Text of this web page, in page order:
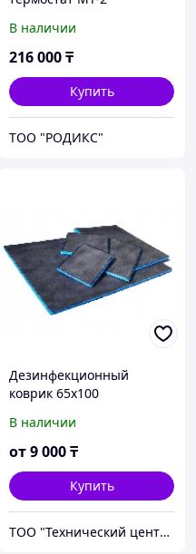
В наличии
216 000₸
Купить
ТОО "РОДИКС"
Дезинфекционный
коврик 65х100
В наличии
от9 000₸
Купить
ТОО "Технический центр "Ренмедсервис" (г.Актобе)